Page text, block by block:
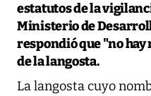
estatutos de la
Ministerio de
respondió que "no
de la langosta.
La langosta cuyo